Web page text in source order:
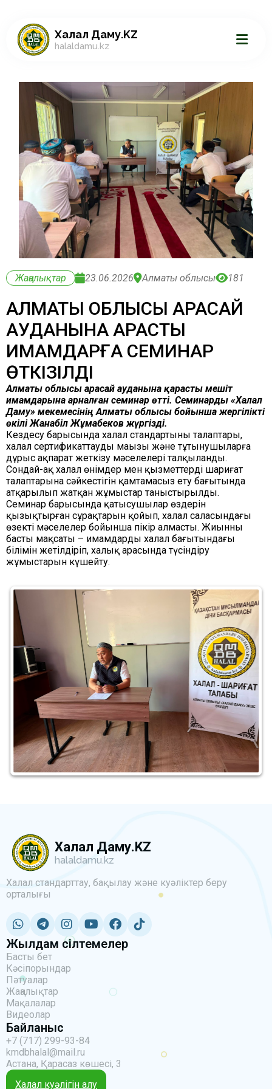
Халал Даму.KZ
halaldamu.kz
Жаңалықтар 23.06.2026 Алматы облысы 181
АЛМАТЫ ОБЛЫСЫ ҚАРАСАЙ
АУДАНЫНА ҚАРАСТЫ
ИМАМДАРҒА СЕМИНАР
ӨТКІЗІЛДІ
Алматы облысы Қарасай ауданына қарасты мешіт
имамдарына арналған семинар өтті. Семинарды «Халал
Даму» мекемесінің Алматы облысы бойынша жергілікті
өкілі Жанабіл Жұмабеков жүргізді.
Кездесу барысында халал стандартының талаптары,
халал сертификаттаудың маңызы және тұтынушыларға
дұрыс ақпарат жеткізу мәселелері талқыланды.
Сондай-ақ халал өнімдер мен қызметтердің шариғат
талаптарына сәйкестігін қамтамасыз ету бағытында
атқарылып жатқан жұмыстар таныстырылды.
Семинар барысында қатысушылар өздерін
қызықтырған сұрақтарын қойып, халал саласындағы
өзекті мәселелер бойынша пікір алмасты. Жиынның
басты мақсаты – имамдардың халал бағытындағы
білімін жетілдіріп, халық арасында түсіндіру
жұмыстарын күшейту.
Халал Даму.KZ
halaldamu.kz
Халал стандарттау, бақылау және куәліктер беру
орталығы
Жылдам сілтемелер
Басты бет
Кәсіпорындар
Пәтуалар
Жаңалықтар
Мақалалар
Видеолар
Байланыс
+7 (717) 299-93-84
kmdbhalal@mail.ru
Астана, Қарасаз көшесі, 3
Халал куәлігін алу